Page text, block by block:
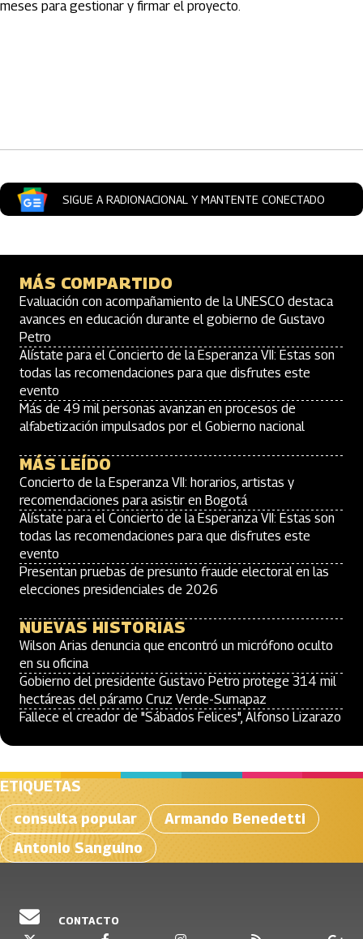
meses para gestionar y firmar el proyecto.
SIGUE A RADIONACIONAL Y MANTENTE CONECTADO
MÁS COMPARTIDO
Evaluación con acompañamiento de la UNESCO destaca
avances en educación durante el gobierno de Gustavo
Petro
Alístate para el Concierto de la Esperanza VII: Estas son
todas las recomendaciones para que disfrutes este
evento
Más de 49 mil personas avanzan en procesos de
alfabetización impulsados por el Gobierno nacional
MÁS LEÍDO
Concierto de la Esperanza VII: horarios, artistas y
recomendaciones para asistir en Bogotá
Alístate para el Concierto de la Esperanza VII: Estas son
todas las recomendaciones para que disfrutes este
evento
Presentan pruebas de presunto fraude electoral en las
elecciones presidenciales de 2026
NUEVAS HISTORIAS
Wilson Arias denuncia que encontró un micrófono oculto
en su oficina
Gobierno del presidente Gustavo Petro protege 314 mil
hectáreas del páramo Cruz Verde-Sumapaz
Fallece el creador de "Sábados Felices", Alfonso Lizarazo
ETIQUETAS
consulta popular
Armando Benedetti
Antonio Sanguino
CONTACTO